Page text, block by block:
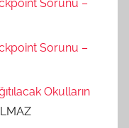
Sorunu –
Sorunu –
Okulların